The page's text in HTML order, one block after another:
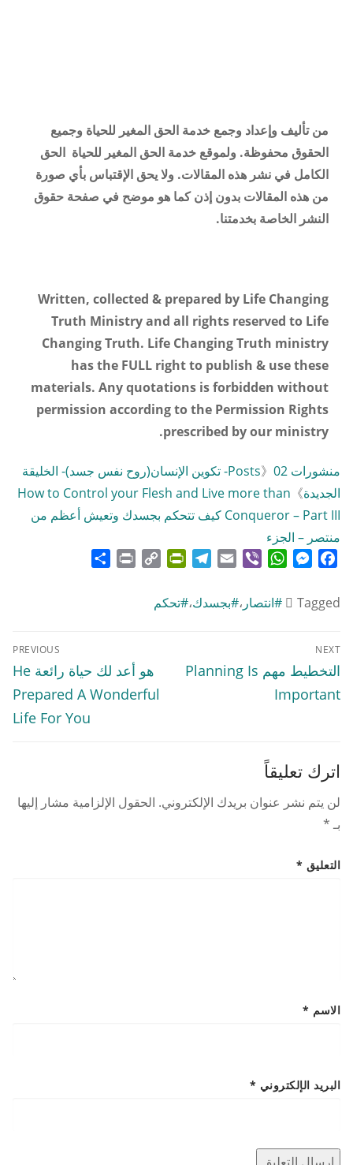
من تأليف وإعداد وجمع خدمة الحق المغير للحياة وجميع
الحقوق محفوظة. ولموقع خدمة الحق المغير للحياة الحق
الكامل في نشر هذه المقالات. ولا يحق الإقتباس بأي صورة
من هذه المقالات بدون إذن كما هو موضح في صفحة حقوق
النشر الخاصة بخدمتنا.
Written, collected & prepared by Life Changing
Truth Ministry and all rights reserved to Life
Changing Truth. Life Changing Truth ministry
has the FULL right to publish & use these
materials. Any quotations is forbidden without
permission according to the Permission Rights
prescribed by our ministry
.
منشورات Posts 》
02- تكوين الإنسان(روح نفس جسد)- الخليقة
الجديدة》
How to Control your Flesh and Live more than
Conqueror – Part III كيف تتحكم بجسدك وتعيش أعظم من
منتصر – الجزء
Facebook
Messenger
WhatsApp
Viber
Email
Telegram
PrintFriendly
Copy
Print
Tagged #انتصار ،#بجسدك،#تحكم
تصفّح
المقالات
PREVIOUS
Previous
post:
هو أعد لك حياة رائعة He
Prepared A Wonderful
Life For You
NEXT
Next
post:
التخطيط مهم Planning Is
Important
اترك تعليقاً
لن يتم نشر عنوان بريدك الإلكتروني. الحقول الإلزامية مشار إليها
بـ*
التعليق *
الاسم *
البريد الإلكتروني *